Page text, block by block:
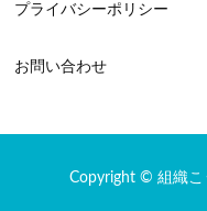
プライバシーポリシー
お問い合わせ
Copyright © 組織こ